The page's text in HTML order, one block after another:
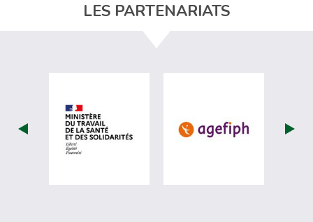
LES PARTENARIATS
visiter les site de Ministère du travail
visiter les